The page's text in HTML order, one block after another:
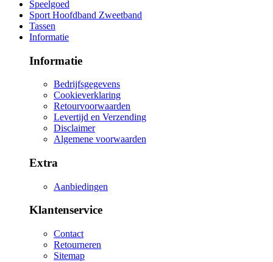
Speelgoed
Sport Hoofdband Zweetband
Tassen
Informatie
Informatie
Bedrijfsgegevens
Cookieverklaring
Retourvoorwaarden
Levertijd en Verzending
Disclaimer
Algemene voorwaarden
Extra
Aanbiedingen
Klantenservice
Contact
Retourneren
Sitemap